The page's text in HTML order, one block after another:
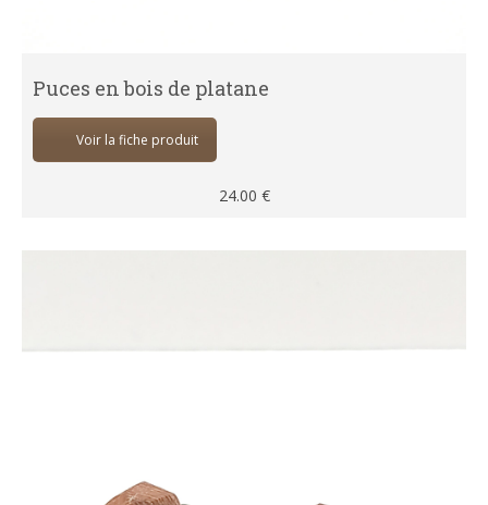
Puces en bois de platane
Voir la fiche produit
24.00 €